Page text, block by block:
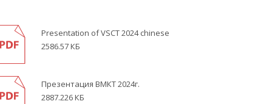
Presentation of VSCT 2024 chinese
2586.57 КБ
Презентация ВМКТ 2024г.
2887.226 КБ